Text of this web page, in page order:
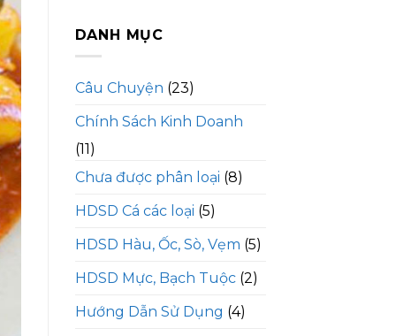
DANH MỤC
Câu Chuyện (23)
Chính Sách Kinh Doanh
(11)
Chưa được phân loại (8)
HDSD Cá các loại (5)
HDSD Hàu, Ốc, Sò, Vẹm (5)
HDSD Mực, Bạch Tuộc(2)
Hướng Dẫn Sử Dụng (4)